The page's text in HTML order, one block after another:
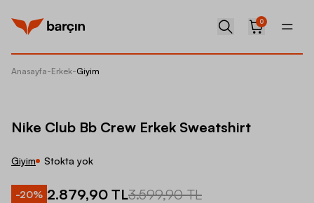
0
Anasayfa-Erkek-Giyim
Nike Club Bb Crew Erkek Sweatshirt
Giyim Stokta yok
-20% 2.879,90 TL3.599,90 TL